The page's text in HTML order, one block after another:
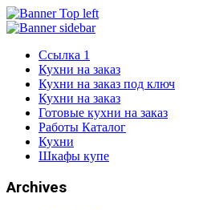
Ссылка 1
Кухни на заказ
Кухни на заказ под ключ
Кухни на заказ
Готовые кухни на заказ
Работы Каталог
Кухни
Шкафы купе
Archives